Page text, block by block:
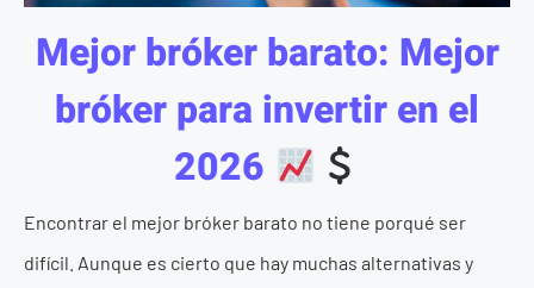
Mejor bróker barato: Mejor
bróker para invertir en el
2026
Encontrar el mejor bróker barato no tiene porqué ser
difícil. Aunque es cierto que hay muchas alternativas y